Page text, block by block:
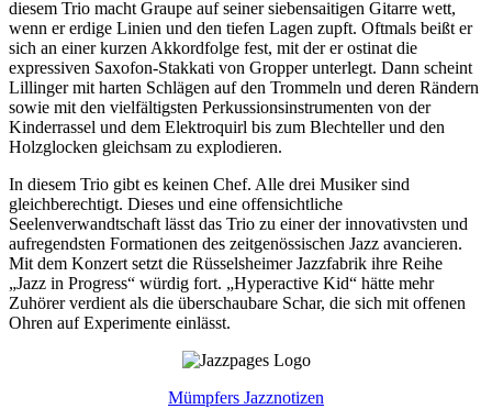
diesem Trio macht Graupe auf seiner siebensaitigen Gitarre wett,
wenn er erdige Linien und den tiefen Lagen zupft. Oftmals beißt er
sich an einer kurzen Akkordfolge fest, mit der er ostinat die
expressiven Saxofon-Stakkati von Gropper unterlegt. Dann scheint
Lillinger mit harten Schlägen auf den Trommeln und deren Rändern
sowie mit den vielfältigsten Perkussionsinstrumenten von der
Kinderrassel und dem Elektroquirl bis zum Blechteller und den
Holzglocken gleichsam zu explodieren.
In diesem Trio gibt es keinen Chef. Alle drei Musiker sind
gleichberechtigt. Dieses und eine offensichtliche
Seelenverwandtschaft lässt das Trio zu einer der innovativsten und
aufregendsten Formationen des zeitgenössischen Jazz avancieren.
Mit dem Konzert setzt die Rüsselsheimer Jazzfabrik ihre Reihe
„Jazz in Progress“ würdig fort. „Hyperactive Kid“ hätte mehr
Zuhörer verdient als die überschaubare Schar, die sich mit offenen
Ohren auf Experimente einlässt.
Mümpfers Jazznotizen